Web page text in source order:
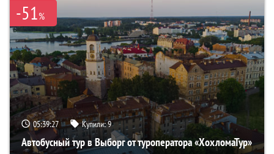
-51%
05:39:26 Купили:9
Автобусный тур в Выборг от туроператора «ХохломаТур»